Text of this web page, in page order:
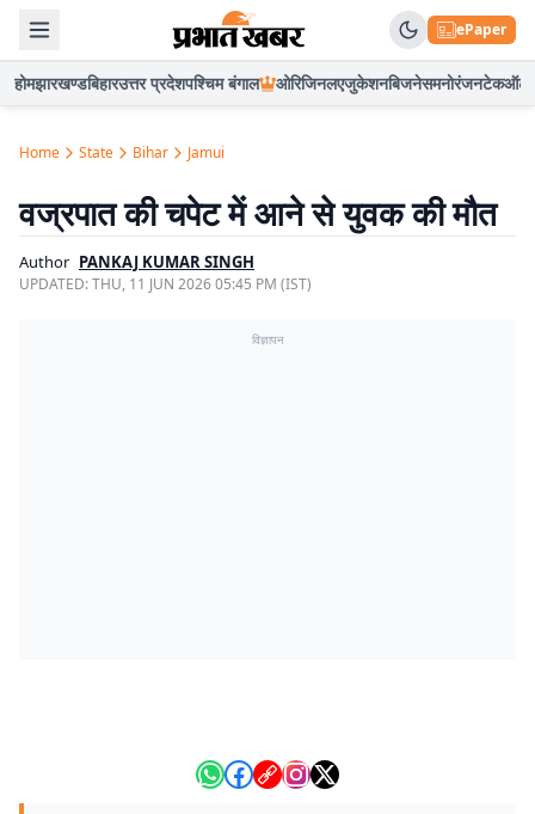
ePaper
होमझारखण्डबिहारउत्तर प्रदेशपश्चिम बंगाल ओरिजिनलएजुकेशनबिजनेसमनोरंजनटेकऑटो
Home State Bihar Jamui
वज्रपात की चपेट में आने से युवक की मौत
Author PANKAJ KUMAR SINGH
UPDATED:THU, 11 JUN 2026 05:45 PM (IST)
विज्ञापन